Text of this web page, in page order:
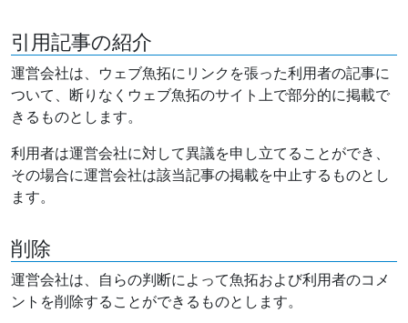
引用記事の紹介
運営会社は、ウェブ魚拓にリンクを張った利用者の記事に
ついて、断りなくウェブ魚拓のサイト上で部分的に掲載で
きるものとします。
利用者は運営会社に対して異議を申し立てることができ、
その場合に運営会社は該当記事の掲載を中止するものとし
ます。
削除
運営会社は、自らの判断によって魚拓および利用者のコメ
ントを削除することができるものとします。